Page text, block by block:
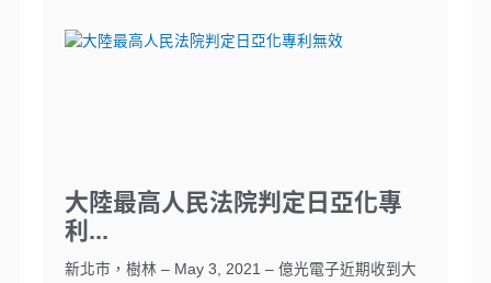
大陸最高人民法院判定日亞化專
利...
新北市，樹林 – May 3, 2021 – 億光電子近期收到大